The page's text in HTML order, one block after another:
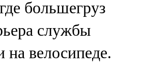
большегруз
службы
на велосипеде.